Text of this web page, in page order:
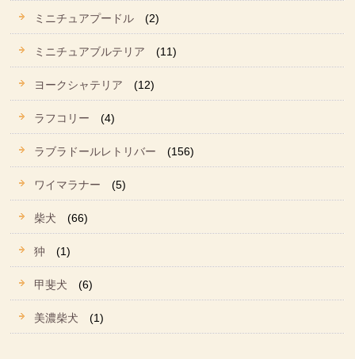
ミニチュアプードル (2)
ミニチュアブルテリア (11)
ヨークシャテリア (12)
ラフコリー (4)
ラブラドールレトリバー (156)
ワイマラナー (5)
柴犬 (66)
狆 (1)
甲斐犬 (6)
美濃柴犬 (1)